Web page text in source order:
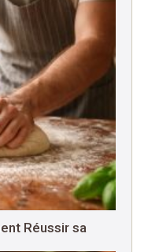
Réussir sa